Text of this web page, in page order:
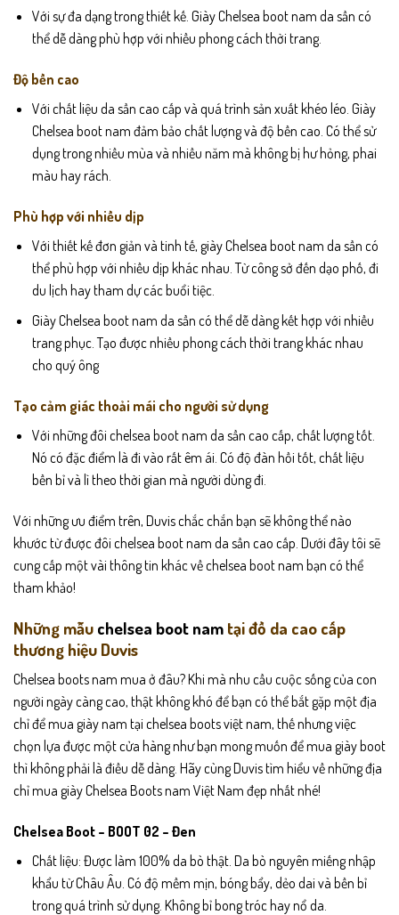
Với sự đa dạng trong thiết kế. Giày Chelsea boot nam da sần có
thể dễ dàng phù hợp với nhiều phong cách thời trang.
Độ bền cao
Với chất liệu da sần cao cấp và quá trình sản xuất khéo léo. Giày
Chelsea boot nam đảm bảo chất lượng và độ bền cao. Có thể sử
dụng trong nhiều mùa và nhiều năm mà không bị hư hỏng, phai
màu hay rách.
Phù hợp với nhiều dịp
Với thiết kế đơn giản và tinh tế, giày Chelsea boot nam da sần có
thể phù hợp với nhiều dịp khác nhau. Từ công sở đến dạo phố, đi
du lịch hay tham dự các buổi tiệc.
Giày Chelsea boot nam da sần có thể dễ dàng kết hợp với nhiều
trang phục. Tạo được nhiều phong cách thời trang khác nhau
cho quý ông
Tạo cảm giác thoải mái cho người sử dụng
Với những đôi chelsea boot nam da sần cao cấp, chất lượng tốt.
Nó có đặc điểm là đi vào rất êm ái. Có độ đàn hồi tốt, chất liệu
bền bỉ và lì theo thời gian mà người dùng đi.
Với những ưu điểm trên, Duvis chắc chắn bạn sẽ không thể nào
khước từ được đôi chelsea boot nam da sần cao cấp. Dưới đây tôi sẽ
cung cấp một vài thông tin khác về chelsea boot nam bạn có thể
tham khảo!
Những mẫu chelsea boot nam tại đồ da cao cấp
thương hiệu Duvis
Chelsea boots nam mua ở đâu? Khi mà nhu cầu cuộc sống của con
người ngày càng cao, thật không khó để bạn có thể bắt gặp một địa
chỉ để mua giày nam tại chelsea boots việt nam, thế nhưng việc
chọn lựa được một cửa hàng như bạn mong muốn để mua giày boot
thì không phải là điều dễ dàng. Hãy cùng Duvis tìm hiểu về những địa
chỉ mua giày Chelsea Boots nam Việt Nam đẹp nhất nhé!
Chelsea Boot – BOOT 02 – Đen
Chất liệu: Được làm 100% da bò thật. Da bò nguyên miếng nhập
khẩu từ Châu Âu. Có độ mềm mịn, bóng bẩy, dẻo dai và bền bỉ
trong quá trình sử dụng. Không bỉ bong tróc hay nổ da.